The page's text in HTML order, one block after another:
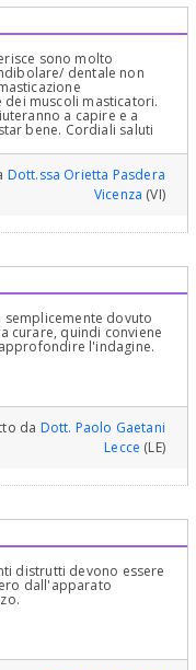
e
etc etc! Se non
molto ed il suo
che è il SUO
un'oretta in
di un paziente che
ovviamente! Io mi
urgenza mi organizzo
Amo la mia
di prendermi cura di
sono molto
dentale non
muscoli masticatori.
a capire e a
bene. Cordiali saluti
Dott.ssa Orietta Pasdera
Vicenza (VI)
dovuto
curare, quindi conviene
l'indagine.
da Dott. Paolo Gaetani
Lecce (LE)
distrutti devono essere
dall'apparato